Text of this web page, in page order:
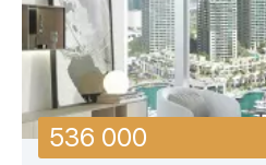
536 000